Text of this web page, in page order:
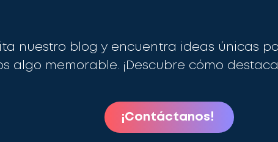
nuestro blog y encuentra ideas únicas
algo memorable. ¡Descubre cómo
¡Contáctanos!